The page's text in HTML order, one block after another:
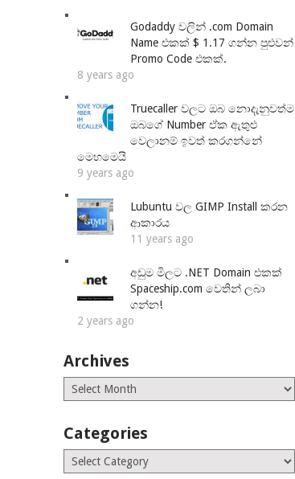
Godaddy වලින් .com Domain
Name එකක් $ 1.17 ගන්න පුළුවන්
Promo Code එකක්.
8 years ago
Truecaller වලට ඔබ නොදැනුවත්ම
ඔබගේ Number ඒක ඇතුළු
වෙලානම් ඉවත් කරගන්නේ
මෙහමෙයි
9 years ago
Lubuntu වල GIMP Install කරන
ආකාරය
11 years ago
අඩුම මිලට .NET Domain එකක්
Spaceship.com වෙතින් ලබා
ගන්න!
2 years ago
Archives
Archives
Categories
Categories